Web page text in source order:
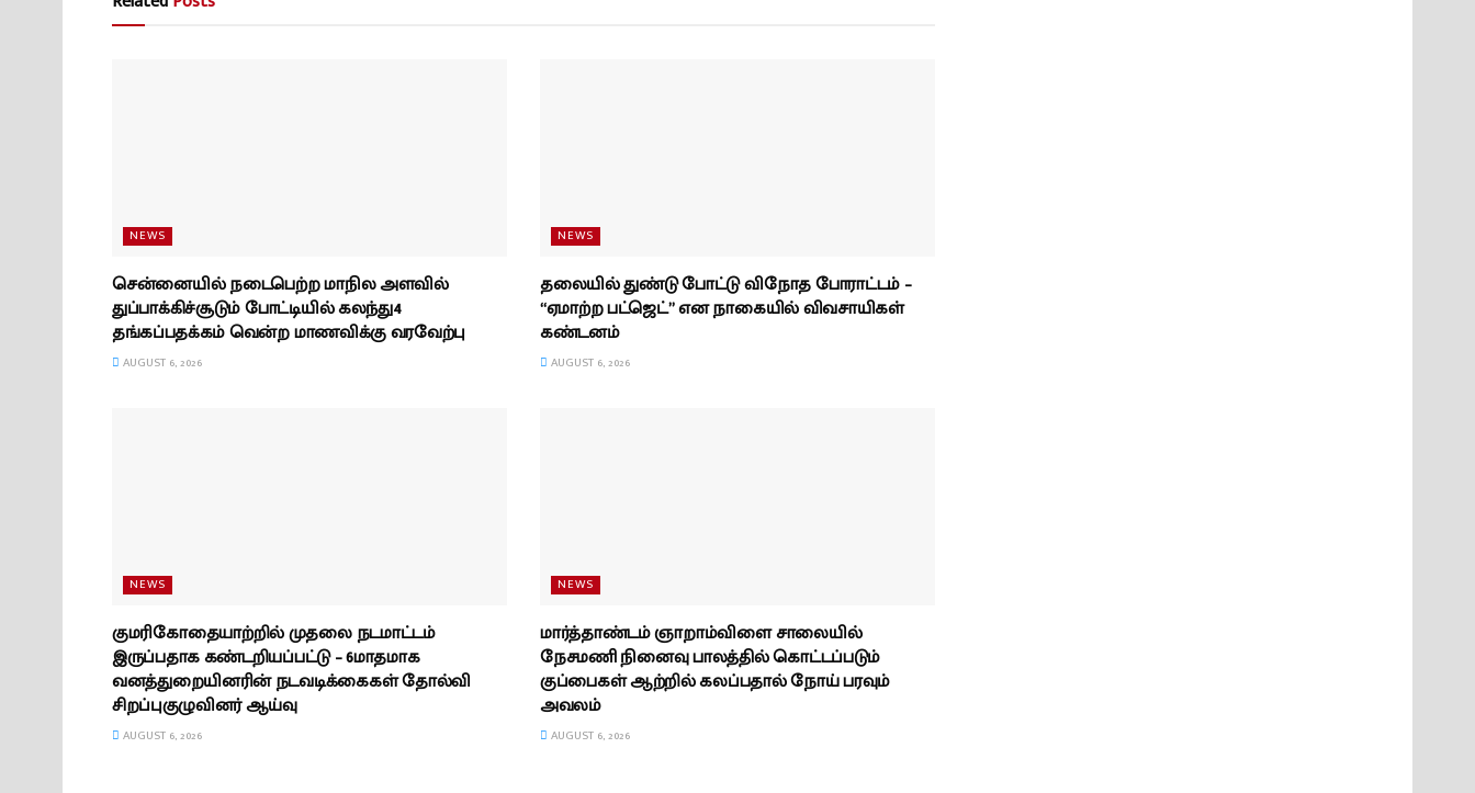
NEWS
சென்னையில் நடைபெற்ற மாநில அளவில்
துப்பாக்கிச்சூடும் போட்டியில் கலந்து4
தங்கப்பதக்கம் வென்ற மாணவிக்கு வரவேற்பு
AUGUST 6, 2026
NEWS
தலையில் துண்டு போட்டு விநோத போராட்டம் –
“ஏமாற்ற பட்ஜெட்” என நாகையில் விவசாயிகள்
கண்டனம்
AUGUST 6, 2026
NEWS
குமரிகோதையாற்றில் முதலை நடமாட்டம்
இருப்பதாக கண்டறியப்பட்டு – 6மாதமாக
வனத்துறையினரின் நடவடிக்கைகள் தோல்வி
சிறப்புகுழுவினர் ஆய்வு
AUGUST 6, 2026
NEWS
மார்த்தாண்டம் ஞாறாம்விளை சாலையில்
நேசமணி நினைவு பாலத்தில் கொட்டப்படும்
குப்பைகள் ஆற்றில் கலப்பதால் நோய் பரவும்
அவலம்
AUGUST 6, 2026